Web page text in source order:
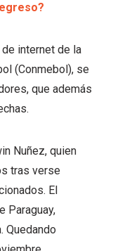
internet de la
(Conmebol), se
que además
Nuñez, quien
tras verse
El
Paraguay,
Quedando